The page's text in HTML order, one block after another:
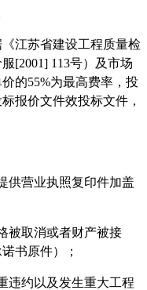
江苏省建设工程质量检
[2001] 113号）及市场
的55%为最高费率，投
报价文件效投标文件，
供营业执照复印件加盖
被取消或者财产被接
书原件）；
违约以及发生重大工程